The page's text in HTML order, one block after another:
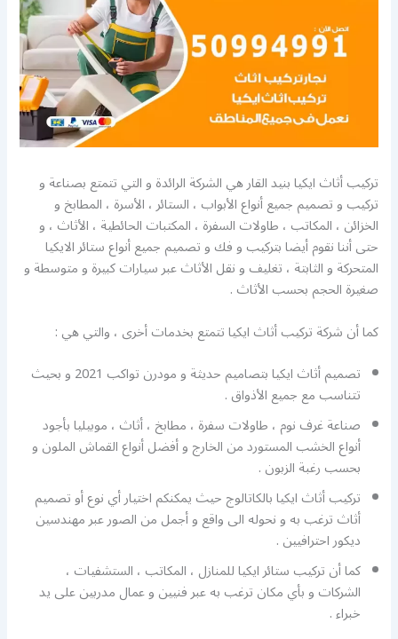
تركيب أثاث ايكيا بنيد القار هي الشركة الرائدة و التي تتمتع بصناعة و
تركيب و تصميم جميع أنواع الأبواب ، الستائر ، الأسرة ، المطابخ و
الخزائن ، المكاتب ، طاولات السفرة ، المكتبات الحائطية ، الأثاث ، و
حتى أننا نقوم أيضا بتركيب و فك و تصميم جميع أنواع ستائر الايكيا
المتحركة و الثابتة ، تغليف و نقل الأثاث عبر سيارات كبيرة و متوسطة و
صغيرة الحجم بحسب الأثاث .
كما أن شركة تركيب أثاث ايكيا تتمتع بخدمات أخرى ، والتي هي :
تصميم أثاث ايكيا بتصاميم حديثة و مودرن تواكب 2021 و بحيث
تتناسب مع جميع الأذواق .
صناعة غرف نوم ، طاولات سفرة ، مطابخ ، أثاث ، موبيليا بأجود
أنواع الخشب المستورد من الخارج و أفضل أنواع القماش الملون و
بحسب رغبة الزبون .
تركيب أثاث ايكيا بالكاتالوج حيث يمكنكم اختيار أي نوع أو تصميم
أثاث ترغب به و نحوله الى واقع و أجمل من الصور عبر مهندسين
ديكور احترافيين .
كما أن تركيب ستائر ايكيا للمنازل ، المكاتب ، الستشفيات ،
الشركات و بأي مكان ترغب به عبر فنيين و عمال مدربين على يد
خبراء .